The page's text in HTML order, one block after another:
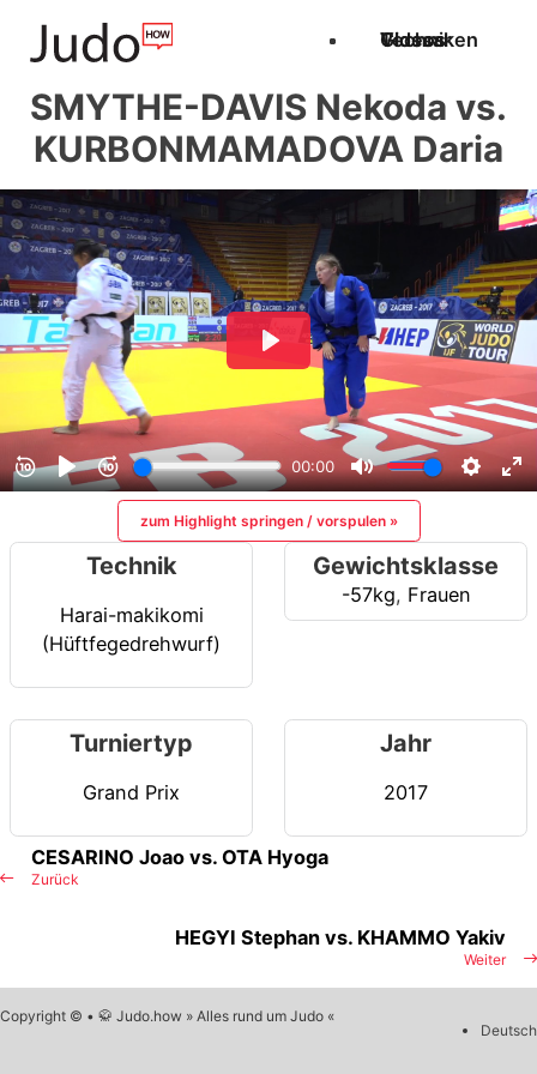
Techniken
Videos
Glossar
SMYTHE-DAVIS Nekoda vs.
KURBONMAMADOVA Daria
zum Highlight springen / vorspulen »
Technik
Harai-makikomi
(Hüftfegedrehwurf)
Gewichtsklasse
-57kg, Frauen
Turniertyp
Grand Prix
Jahr
2017
Zurück
CESARINO Joao vs. OTA Hyoga
Weiter
HEGYI Stephan vs. KHAMMO Yakiv
Copyright © • 🥋 Judo.how » Alles rund um Judo «
Deutsch